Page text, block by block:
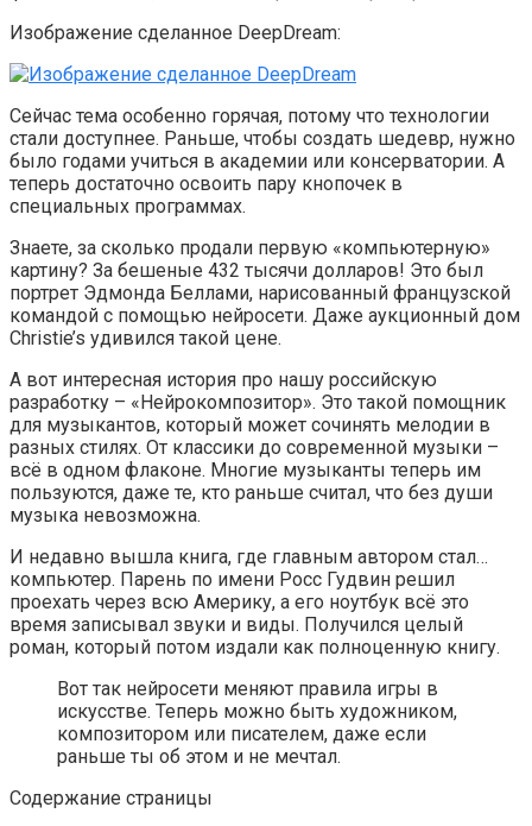
Изображение сделанное DeepDream:
Сейчас тема особенно горячая, потому что технологии
стали доступнее. Раньше, чтобы создать шедевр, нужно
было годами учиться в академии или консерватории. А
теперь достаточно освоить пару кнопочек в
специальных программах.
Знаете, за сколько продали первую «компьютерную»
картину? За бешеные 432 тысячи долларов! Это был
портрет Эдмонда Беллами, нарисованный французской
командой с помощью нейросети. Даже аукционный дом
Christie’s удивился такой цене.
А вот интересная история про нашу российскую
разработку – «Нейрокомпозитор». Это такой помощник
для музыкантов, который может сочинять мелодии в
разных стилях. От классики до современной музыки –
всё в одном флаконе. Многие музыканты теперь им
пользуются, даже те, кто раньше считал, что без души
музыка невозможна.
И недавно вышла книга, где главным автором стал…
компьютер. Парень по имени Росс Гудвин решил
проехать через всю Америку, а его ноутбук всё это
время записывал звуки и виды. Получился целый
роман, который потом издали как полноценную книгу.
Вот так нейросети меняют правила игры в
искусстве. Теперь можно быть художником,
композитором или писателем, даже если
раньше ты об этом и не мечтал.
Содержание страницы